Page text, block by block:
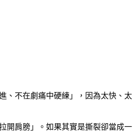
、不在劇痛中硬練」，因為太快、太
開肩膀」。如果其實是撕裂卻當成一